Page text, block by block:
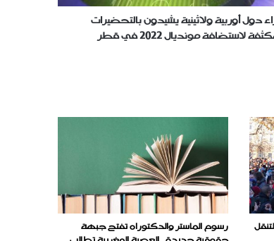
دول أوربية ولاثينية يشيدون بالتحضيرات
لاستضافة مونديال 2022 في قطر
رسوم الماستر والدكتوراه تفتح جبهة